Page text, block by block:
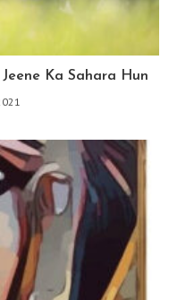
Jeene Ka Sahara Hun